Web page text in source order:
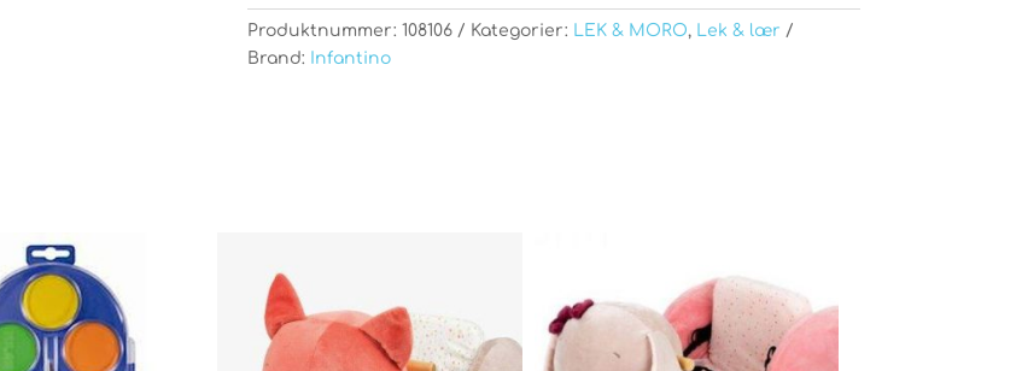
Produktnummer: 108106 Kategorier: LEK & MORO, Lek & lær
Brand:
Infantino